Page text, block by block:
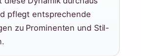
pflegt entsprechende
zu Prominenten und Stil-